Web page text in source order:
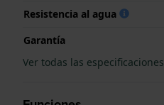
Resistencia al agua
Garantía
Ver todas las especificaciones